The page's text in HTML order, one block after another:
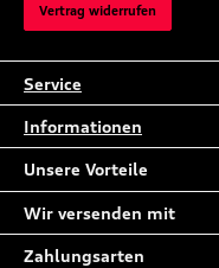
Vertrag widerrufen
Service
Informationen
Unsere Vorteile
Wir versenden mit
Zahlungsarten